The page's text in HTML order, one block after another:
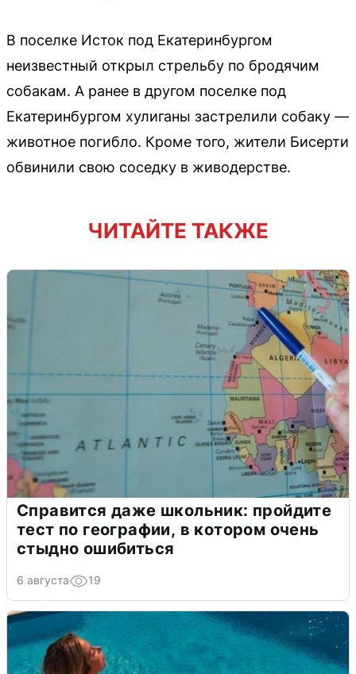
В поселке Исток под Екатеринбургом
неизвестный открыл стрельбу по бродячим
собакам. А ранее в другом поселке под
Екатеринбургом хулиганы застрелили собаку —
животное погибло. Кроме того, жители Бисерти
обвинили свою соседку в живодерстве.
ЧИТАЙТЕ ТАКЖЕ
Справится даже школьник: пройдите
тест по географии, в котором очень
стыдно ошибиться
6 августа 19